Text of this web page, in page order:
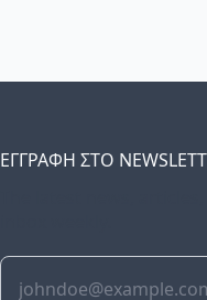
ΕΓΓΡΑΦΗ ΣΤΟ